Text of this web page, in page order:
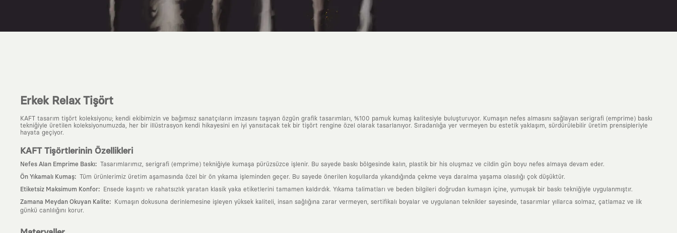
Erkek Relax Tişört
KAFT tasarım tişört koleksiyonu; kendi ekibimizin ve bağımsız sanatçıların imzasını taşıyan özgün grafik tasarımları, %100 pamuk kumaş kalitesiyle buluşturuyor. Kumaşın nefes almasını sağlayan serigrafi (emprime) baskı
tekniğiyle üretilen koleksiyonumuzda, her bir illüstrasyon kendi hikayesini en iyi yansıtacak tek bir tişört rengine özel olarak tasarlanıyor. Sıradanlığa yer vermeyen bu estetik yaklaşım, sürdürülebilir üretim prensipleriyle
hayata geçiyor.
KAFT Tişörtlerinin Özellikleri
Nefes Alan Emprime Baskı: Tasarımlarımız, serigrafi (emprime) tekniğiyle kumaşa pürüzsüzce işlenir. Bu sayede baskı bölgesinde kalın, plastik bir his oluşmaz ve cildin gün boyu nefes almaya devam eder.
Ön Yıkamalı Kumaş: Tüm ürünlerimiz üretim aşamasında özel bir ön yıkama işleminden geçer. Bu sayede önerilen koşullarda yıkandığında çekme veya daralma yaşama olasılığı çok düşüktür.
Etiketsiz Maksimum Konfor: Ensede kaşıntı ve rahatsızlık yaratan klasik yaka etiketlerini tamamen kaldırdık. Yıkama talimatları ve beden bilgileri doğrudan kumaşın içine, yumuşak bir baskı tekniğiyle uygulanmıştır.
Zamana Meydan Okuyan Kalite:
Kumaşın dokusuna derinlemesine işleyen yüksek kaliteli, insan sağlığına zarar vermeyen, sertifikalı boyalar ve uygulanan teknikler sayesinde, tasarımlar yıllarca solmaz, çatlamaz ve ilk
günkü canlılığını korur.